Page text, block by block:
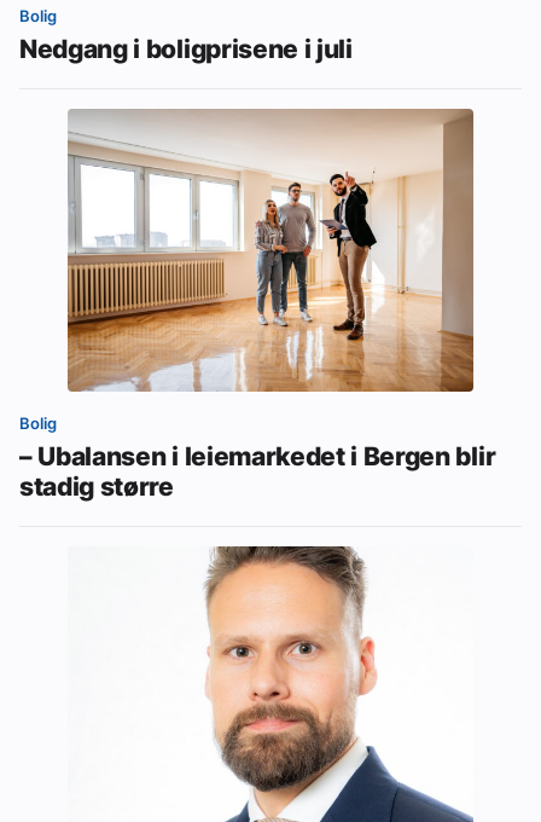
Bolig
Nedgang i boligprisene i juli
Bolig
– Ubalansen i leiemarkedet i Bergen blir
stadig større